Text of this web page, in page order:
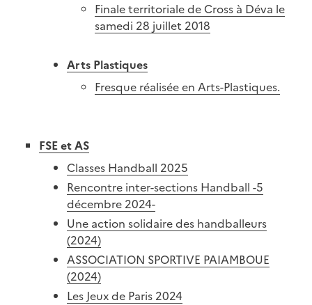
Finale territoriale de Cross à Déva le
samedi 28 juillet 2018
Arts Plastiques
Fresque réalisée en Arts-Plastiques.
FSE et AS
Classes Handball 2025
Rencontre inter-sections Handball -5
décembre 2024-
Une action solidaire des handballeurs
(2024)
ASSOCIATION SPORTIVE PAIAMBOUE
(2024)
Les Jeux de Paris 2024